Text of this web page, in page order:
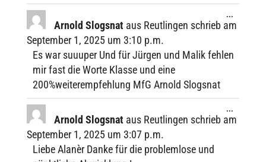
Arnold Slogsnat aus Reutlingen schrieb am
Septem­ber 1, 2025 um 3:10 p.m.
Es war suuuper Und für Jürgen und Malik fehlen
mir fast die Worte Klasse und eine
200%weiterempfehlung MfG Arnold Slogsnat
...
Metabox
ein-/
Arnold Slogsnat aus Reutlingen schrieb am
Septem­ber 1, 2025 um 3:07 p.m.
Liebe Alanèr Danke für die problem­lose und
...
Metabox
ein-/